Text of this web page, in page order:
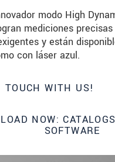
modo High
mediciones
y están
con láser azul.
TOUCH WITH US!
NOW:
SOFTWARE